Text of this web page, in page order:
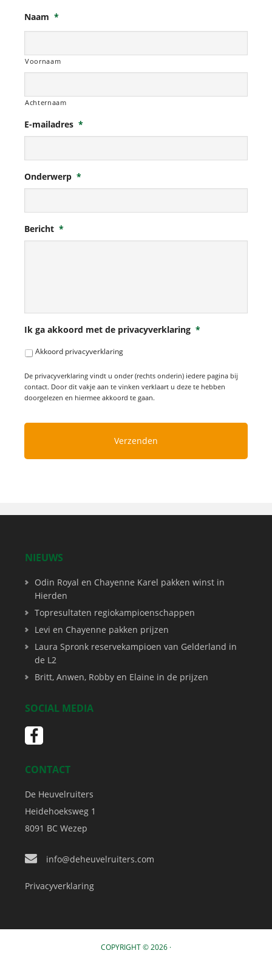
Naam *
Voornaam
Achternaam
E-mailadres *
Onderwerp *
Bericht *
Ik ga akkoord met de privacyverklaring *
Akkoord privacyverklaring
De privacyverklaring vindt u onder (rechts onderin) iedere pagina bij
contact. Door dit vakje aan te vinken verklaart u deze te hebben
doorgelezen en hiermee akkoord te gaan.
NIEUWS
Odin Royal en Chayenne Karel pakken winst in
Hierden
Topresultaten regiokampioenschappen
Levi en Chayenne pakken prijzen
Laura Spronk reservekampioen van Gelderland in
de L2
Britt, Anwen, Robby en Elaine in de prijzen
SOCIAL MEDIA
CONTACT
De Heuvelruiters
Heidehoeksweg 1
8091 BC Wezep
info@deheuvelruiters.com
Privacyverklaring
COPYRIGHT © 2026 ·